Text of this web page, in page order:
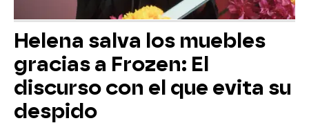
Helena salva los muebles
gracias a Frozen: El
discurso con el que evita su
despido